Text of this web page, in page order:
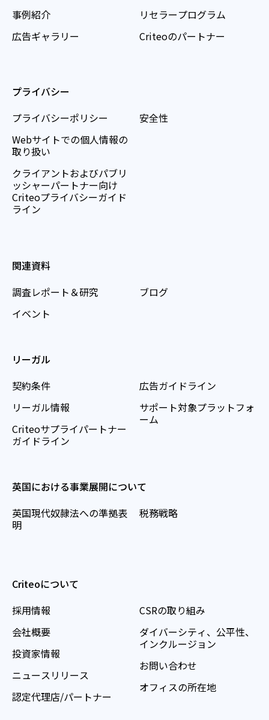
事例紹介
広告ギャラリー
リセラープログラム
Criteoのパートナー
プライバシー
プライバシーポリシー
Webサイトでの個人情報の
取り扱い
クライアントおよびパブリ
ッシャーパートナー向け
Criteoプライバシーガイド
ライン
安全性
関連資料
調査レポート＆研究
イベント
ブログ
リーガル
契約条件
リーガル情報
Criteoサプライパートナー
ガイドライン
広告ガイドライン
サポート対象プラットフォ
ーム
英国における事業展開について
英国現代奴隷法への準拠表
明
税務戦略
Criteoについて
採用情報
会社概要
投資家情報
ニュースリリース
認定代理店/パートナー
CSRの取り組み
ダイバーシティ、公平性、
インクルージョン
お問い合わせ
オフィスの所在地